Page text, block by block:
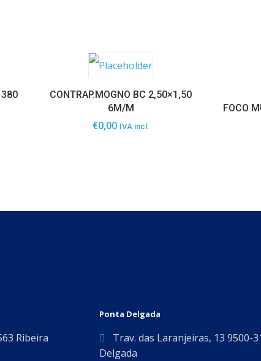
380
CONTRAP.MOGNO BC 2,50×1,50
6M/M
€0,00 IVA incl.
FOCO
Ribeira
Ponta Delgada
Trav. das Laranjeiras, 13 9500-
Delgada